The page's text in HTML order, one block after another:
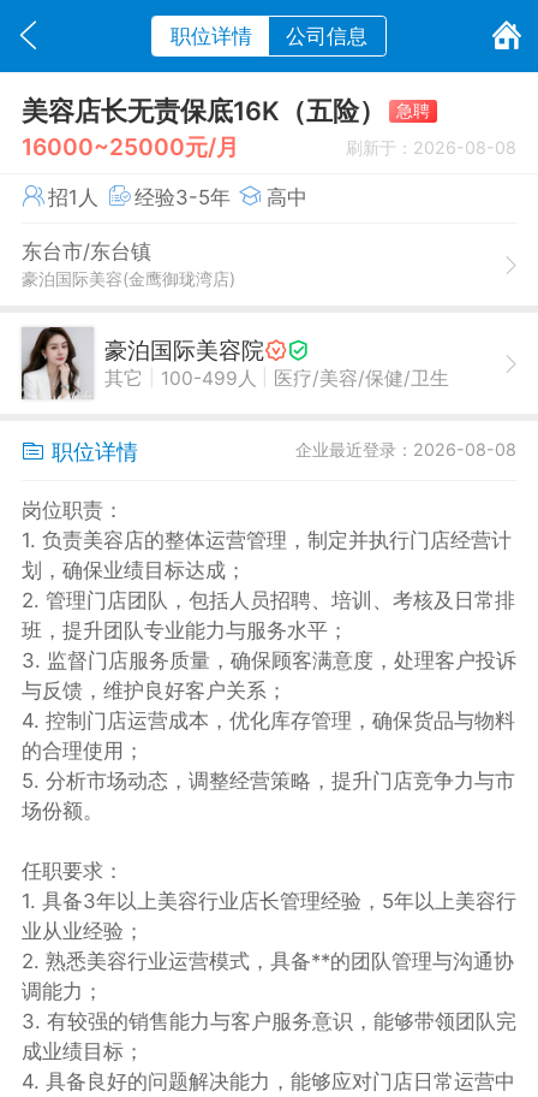
职位详情 公司信息
美容店长无责保底16K（五险） 急聘
16000~25000元/月 刷新于：2026-08-08
招1人 经验3-5年 高中
东台市/东台镇
豪泊国际美容(金鹰御珑湾店)
豪泊国际美容院
其它 100-499人 医疗/美容/保健/卫生
职位详情 企业最近登录：2026-08-08
岗位职责：
1. 负责美容店的整体运营管理，制定并执行门店经营计
划，确保业绩目标达成；
2. 管理门店团队，包括人员招聘、培训、考核及日常排
班，提升团队专业能力与服务水平；
3. 监督门店服务质量，确保顾客满意度，处理客户投诉
与反馈，维护良好客户关系；
4. 控制门店运营成本，优化库存管理，确保货品与物料
的合理使用；
5. 分析市场动态，调整经营策略，提升门店竞争力与市
场份额。
任职要求：
1. 具备3年以上美容行业店长管理经验，5年以上美容行
业从业经验；
2. 熟悉美容行业运营模式，具备**的团队管理与沟通协
调能力；
3. 有较强的销售能力与客户服务意识，能够带领团队完
成业绩目标；
4. 具备良好的问题解决能力，能够应对门店日常运营中